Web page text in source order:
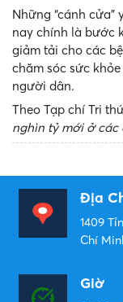
Những “cánh
nay chính là bước
giảm tải cho các
chăm sóc sức
người dân.
Theo Tạp chí Tri
nghìn tỷ mới ở các
Địa
1409
Chí
Giờ